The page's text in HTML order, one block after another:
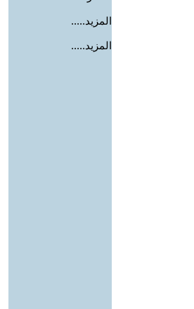
المزيد.....
المزيد.....